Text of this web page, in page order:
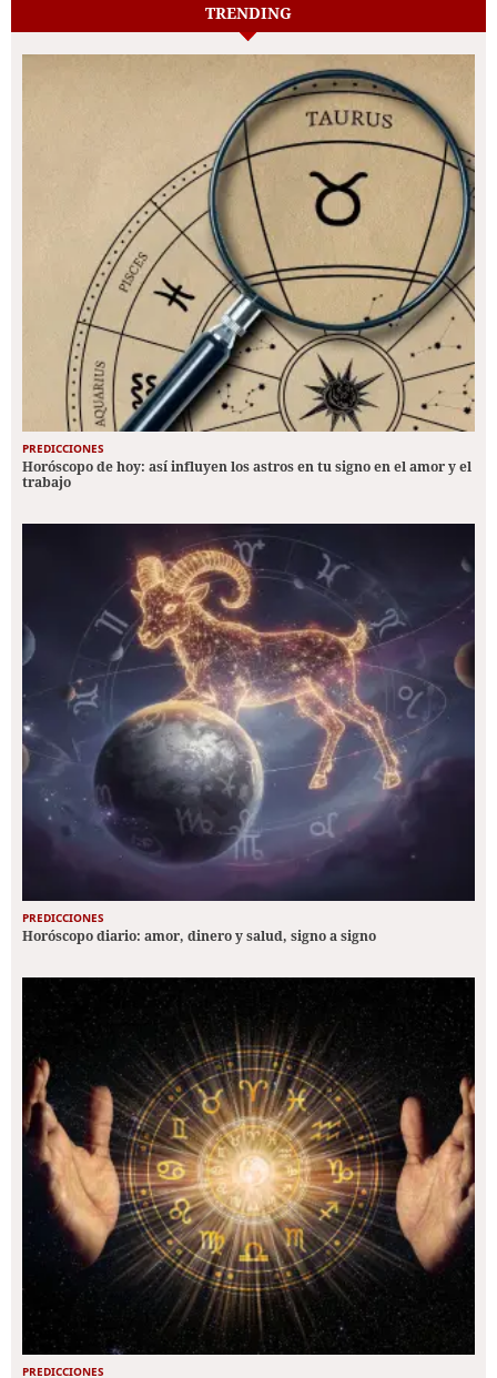
TRENDING
PREDICCIONES
Horóscopo de hoy: así influyen los astros en tu signo en el amor y el
trabajo
PREDICCIONES
Horóscopo diario: amor, dinero y salud, signo a signo
PREDICCIONES